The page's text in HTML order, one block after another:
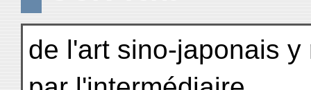
de l'art sino-japonais